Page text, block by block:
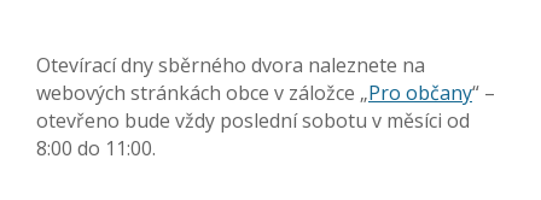
Otevírací dny sběrného dvora naleznete na
webových stránkách obce v záložce „Pro občany“ –
otevřeno bude vždy poslední sobotu v měsíci od
8:00 do 11:00.